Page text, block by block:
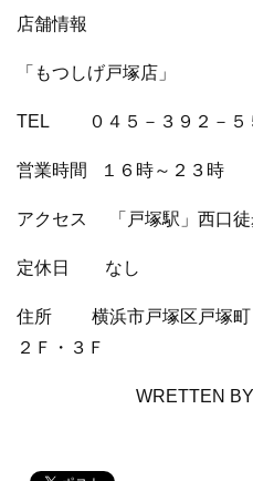
店舗情報
「もつしげ戸塚店」
TEL ０４５－３９２－５
営業時間 １６時～２３時
アクセス 「 戸塚駅」西口
定休日 なし
住所 横浜市戸塚区戸塚町
２Ｆ・３Ｆ
WRETTEN BY 刈